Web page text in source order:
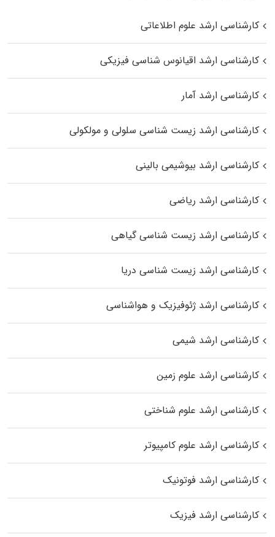
کارشناسی ارشد علوم اطلاعاتی
کارشناسی ارشد اقیانوس‌ شناسی فیزیکی
کارشناسی ارشد آمار
کارشناسی ارشد زیست شناسی سلولی و مولکولی
کارشناسی ارشد بیوشیمی بالینی
کارشناسی ارشد ریاضی
کارشناسی ارشد زیست‌ شناسی گیاهی
کارشناسی ارشد زیست‌ شناسی دریا
کارشناسی ارشد ژئوفیزیک و هواشناسی
کارشناسی ارشد شیمی
کارشناسی ارشد علوم زمین
کارشناسی ارشد علوم شناختی
کارشناسی ارشد علوم کامپیوتر
کارشناسی ارشد فوتونیک
کارشناسی ارشد فیزیک